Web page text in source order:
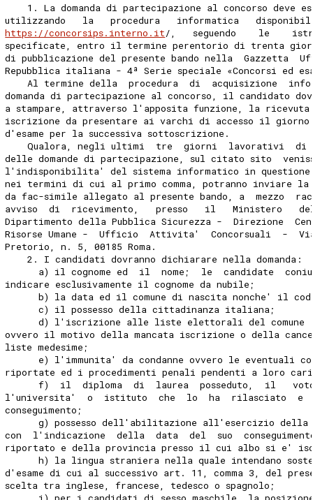
1. La domanda di partecipazione al concorso deve
utilizzando   la   procedura   informatica
https://concorsips.interno.it/,   seguendo    le
specificate, entro il termine perentorio di trenta
di pubblicazione del presente bando nella  Gazzetta
Repubblica italiana - 4ª Serie speciale «Concorsi ed
Al termine della  procedura  di  acquisizione
domanda di partecipazione al concorso, il candidato
a stampare, attraverso l'apposita funzione, la
iscrizione da presentare ai varchi di accesso il
d'esame per la successiva sottoscrizione.
Qualora, negli ultimi  tre  giorni  lavorativi  di
delle domande di partecipazione, sul citato sito
l'indisponibilita' del sistema informatico in
nei termini di cui al primo comma, potranno inviare la
da fac-simile allegato al presente bando, a  mezzo
avviso  di  ricevimento,   presso   il   Ministero
Dipartimento della Pubblica Sicurezza -  Direzione
Risorse Umane -  Ufficio  Attivita'  Concorsuali  -
Pretorio, n. 5, 00185 Roma.
    2. I candidati dovranno dichiarare nella domanda:
a) il cognome ed  il  nome;  le  candidate
indicare esclusivamente il cognome da nubile;
b) la data ed il comune di nascita nonche' il
      c) il possesso della cittadinanza italiana;
d) l'iscrizione alle liste elettorali del comune
ovvero il motivo della mancata iscrizione o della
liste medesime;
e) l'immunita' da condanne ovvero le eventuali
riportate ed i procedimenti penali pendenti a loro
f)  il  diploma  di  laurea  posseduto,  il
l'universita'  o  istituto  che  lo  ha  rilasciato  e
conseguimento;
g) possesso dell'abilitazione all'esercizio della
con  l'indicazione  della  data  del  suo
riportato e della provincia presso il cui albo si e'
h) la lingua straniera nella quale intendano
d'esame di cui al successivo art. 11, comma 3, del
scelta tra inglese, francese, tedesco o spagnolo;